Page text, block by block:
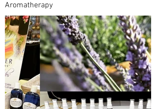
Aromatherapy